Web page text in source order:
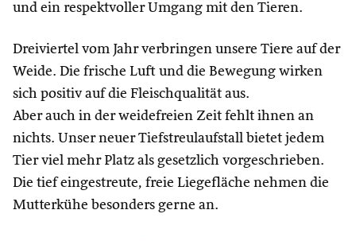
und ein respektvoller Umgang mit den Tieren.
Dreiviertel vom Jahr verbringen unsere Tiere auf der
Weide. Die frische Luft und die Bewegung wirken
sich positiv auf die Fleischqualität aus.
Aber auch in der weidefreien Zeit fehlt ihnen an
nichts. Unser neuer Tiefstreulaufstall bietet jedem
Tier viel mehr Platz als gesetzlich vorgeschrieben.
Die tief eingestreute, freie Liegefläche nehmen die
Mutterkühe besonders gerne an.